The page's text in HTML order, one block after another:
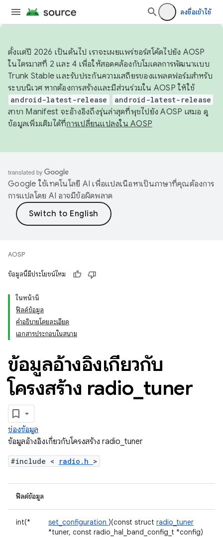
ลงชื่อเข้าใช้
ตั้งแต่ปี 2026 เป็นต้นไป เราจะเผยแพร่ซอร์สโค้ดไปยัง AOSP
ในไตรมาสที่ 2 และ 4 เพื่อให้สอดคล้องกับโมเดลการพัฒนาแบบ
Trunk Stable และรับประกันความเสถียรของแพลตฟอร์มสำหรับ
ระบบนิเวศ หากต้องการสร้างและมีส่วนร่วมใน AOSP ให้ใช้
android-latest-release android-latest-release
สาขา Manifest จะอ้างอิงถึงรุ่นล่าสุดที่พุชไปยัง AOSP เสมอ ดู
ข้อมูลเพิ่มเติมได้ที่การเปลี่ยนแปลงใน AOSP
Google ใช้เทคโนโลยี AI เพื่อแปลเนื้อหาเป็นภาษาที่คุณต้องการ
การแปลโดย AI อาจมีข้อผิดพลาด
AOSP
ข้อมูลนี้มีประโยชน์ไหม
ในหน้านี้
ฟิลด์ข้อมูล
คำอธิบายโดยละเอียด
เอกสารประกอบในสนาม
ข้อมูลอ้างอิงเกี่ยวกับ
โครงสร้าง radio tuner
ช่องข้อมูล
ข้อมูลอ้างอิงเกี่ยวกับโครงสร้าง radio_tuner
#include < radio.h >
ฟิลด์ข้อมูล
int(* set_configuration )(const struct radio_tuner
*tuner, const radio_hal_band_config_t *config)